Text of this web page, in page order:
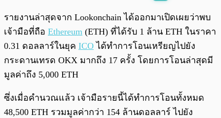
พร้อมเล่น 0:00 0:00
รายงานล่าสุดจาก Lookonchain ได้ออกมาเปิดเผยว่าพบ
เจ้ามือที่ถือ Ethereum (ETH) ที่ได้รับ 1 ล้าน ETH ในราคา
0.31 ดอลลาร์ในยุค ICO ได้ทำการโอนเหรียญไปยัง
กระดานเทรด OKX มากถึง 17 ครั้ง โดยการโอนล่าสุดมี
มูลค่าถึง 5,000 ETH
ซึ่งเมื่อคำนวณแล้ว เจ้ามือรายนี้ได้ทำการโอนทั้งหมด
48,500 ETH รวมมูลค่ากว่า 154 ล้านดอลลาร์ ไปยัง